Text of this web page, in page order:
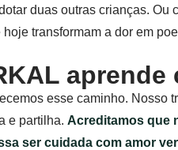
duas outras crianças. Ou
transformam a dor em
esse caminho. Nosso
e partilha. Acreditamos que
ser cuidada com amor